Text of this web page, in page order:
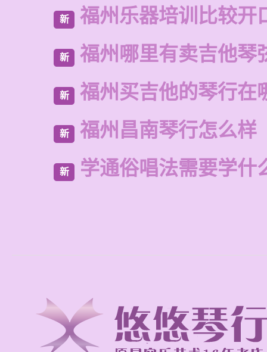
新 福州乐器培训比较开
新 福州哪里有卖吉他琴
新 福州买吉他的琴行在
新 福州昌南琴行怎么样
新 学通俗唱法需要学什